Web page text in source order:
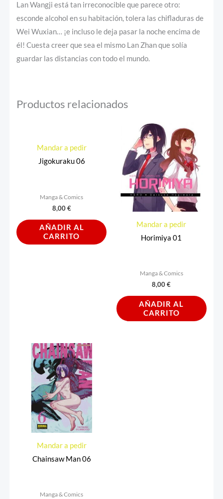
Lan Wangji está tan irreconocible que parece otro:
esconde alcohol en su habitación, tolera las chifladuras de
Wei Wuxian… ¡e incluso le deja pasar la noche encima de
él! Cuesta creer que sea el mismo Lan Zhan que solía
guardar las distancias con todo el mundo.
Productos relacionados
Mandar a pedir
Jigokuraku 06
Manga & Comics
8,00€
AÑADIR AL
CARRITO
Mandar a pedir
Horimiya 01
Manga & Comics
8,00€
AÑADIR AL
CARRITO
Mandar a pedir
Chainsaw Man 06
Manga & Comics